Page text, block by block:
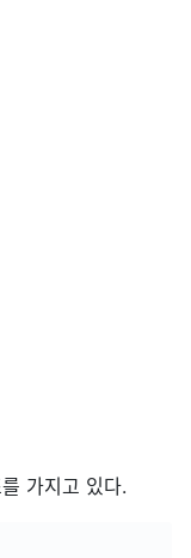
가지고 있다.